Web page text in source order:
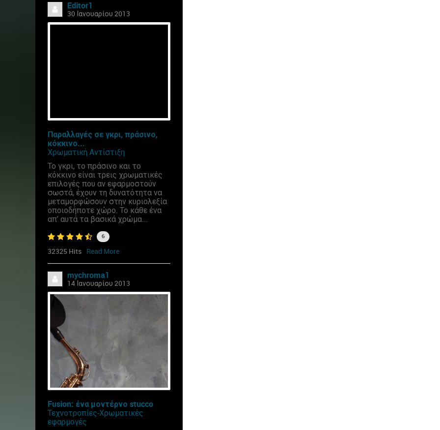
Editor1
30 Ιανουαρίου 2013
Παραλλαγές σε γκρι, πράσινο,
κόκκινο...
Χρωματική Αντίστιξη
Το γκρι, το πράσινο και το
κόκκινο είναι τρεις χρωματικές
επιλογές που αν εφαρμοστούν
σωστά, έχουν τη δυνατότητα να
μεταμορφώσουν στην κυριολεξία
οποιοδήποτε χώρο. Το κάθε ένα
απ' αυτά τα βασικά χρώμα...
6
32325 Hits Read More
mychroma1
14 Ιανουαρίου 2013
Fusion: ένα μοντέρνο stucco
Τεχνοτροπίες-Χρωματικές
εφαρμογές